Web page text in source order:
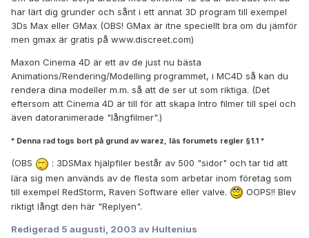
har lärt dig grunder och sånt i ett annat 3D program till exempel
3Ds Max eller GMax (OBS! GMax är itne speciellt bra om du jämför
men gmax är gratis på www.discreet.com)
Maxon Cinema 4D är ett av de just nu bästa
Animations/Rendering/Modelling programmet, i MC4D så kan du
rendera dina modeller m.m. så att de ser ut som riktiga. (Det
eftersom att Cinema 4D är till för att skapa Intro filmer till spel och
även datoranimerade "långfilmer".)
* Denna rad togs bort på grund av warez, läs forumets regler §1.1 *
(OBS
: 3DSMax hjälpfiler består av 500 "sidor" och tar tid att
lära sig men används av de flesta som arbetar inom företag som
till exempel RedStorm, Raven Software eller valve.
OOPS!! Blev
riktigt långt den här "Replyen".
Redigerad 5 augusti, 2003 av Hultenius